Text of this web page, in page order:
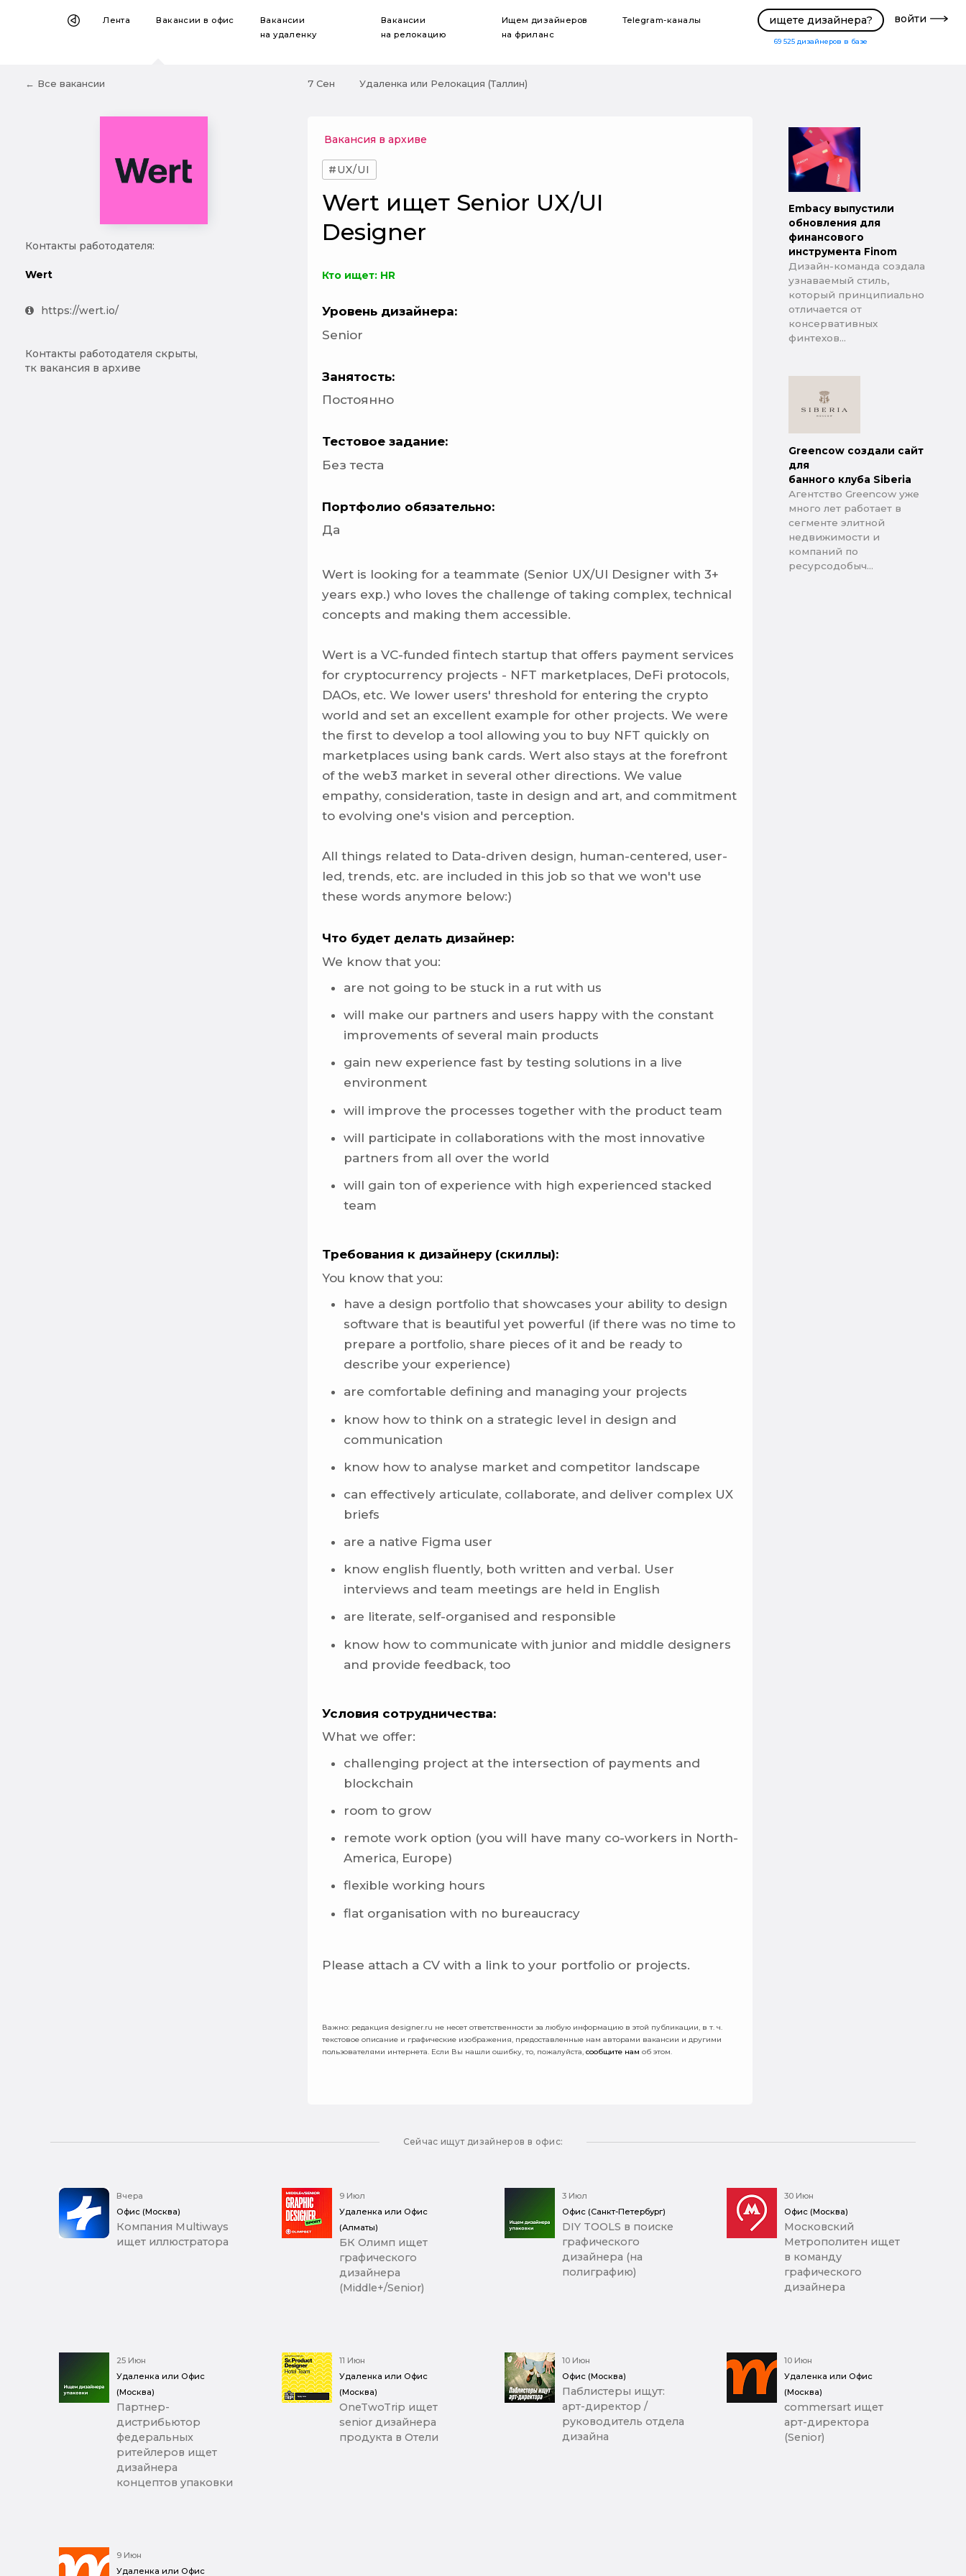
Лента Вакансиив офис
Вакансии
на удаленку
Вакансии
на релокацию
Ищем дизайнеров
на фриланс
Telegram-каналы ищете дизайнера?
69 525 дизайнеров в базе
войти
← Все вакансии 7 Сен Удаленка или Релокация (Таллин)
Контакты работодателя:
Wert
https://wert.io/
Контакты работодателя скрыты,
тк вакансия в архиве
Вакансия в архиве
#UX/UI
Wert ищет Senior UX/UI
Designer
Кто ищет: HR
Уровень дизайнера:
Senior
Занятость:
Постоянно
Тестовое задание:
Без теста
Портфолио обязательно:
Да
Wert is looking for a teammate (Senior UX/UI Designer with 3+
years exp.) who loves the challenge of taking complex, technical
concepts and making them accessible.
Wert is a VC-funded fintech startup that offers payment services
for cryptocurrency projects - NFT marketplaces, DeFi protocols,
DAOs, etc. We lower users' threshold for entering the crypto
world and set an excellent example for other projects. We were
the first to develop a tool allowing you to buy NFT quickly on
marketplaces using bank cards. Wert also stays at the forefront
of the web3 market in several other directions. We value
empathy, consideration, taste in design and art, and commitment
to evolving one's vision and perception.
All things related to Data-driven design, human-centered, user-
led, trends, etc. are included in this job so that we won't use
these words anymore below:)
Что будет делать дизайнер:
We know that you:
are not going to be stuck in a rut with us
will make our partners and users happy with the constant
improvements of several main products
gain new experience fast by testing solutions in a live
environment
will improve the processes together with the product team
will participate in collaborations with the most innovative
partners from all over the world
will gain ton of experience with high experienced stacked
team
Требования к дизайнеру (скиллы):
You know that you:
have a design portfolio that showcases your ability to design
software that is beautiful yet powerful (if there was no time to
prepare a portfolio, share pieces of it and be ready to
describe your experience)
are comfortable defining and managing your projects
know how to think on a strategic level in design and
communication
know how to analyse market and competitor landscape
can effectively articulate, collaborate, and deliver complex UX
briefs
are a native Figma user
know english fluently, both written and verbal. User
interviews and team meetings are held in English
are literate, self-organised and responsible
know how to communicate with junior and middle designers
and provide feedback, too
Условия сотрудничества:
What we offer:
challenging project at the intersection of payments and
blockchain
room to grow
remote work option (you will have many co-workers in North-
America, Europe)
flexible working hours
flat organisation with no bureaucracy
Please attach a CV with a link to your portfolio or projects.
Важно: pедакция designer.ru не несет ответственности за любую информацию в этой публикации, в т. ч.
текстовое описание и графические изображения, предоставленные нам авторами вакансии и другими
пользователями интернета. Если Вы нашли ошибку, то, пожалуйста, сообщите нам об этом.
Embacy выпустили
обновления для
финансового
инструмента Finom
Дизайн-команда создала
узнаваемый стиль,
который принципиально
отличается от
консервативных
финтехов...
Greencow создали сайт
для
банного клуба Siberia
Агентство Greencow уже
много лет работает в
сегменте элитной
недвижимости и
компаний по
ресурсодобыч...
Сейчас ищут дизайнеров в офис:
Вчера
Офис (Москва)
Компания Multiways
ищет иллюстратора
9 Июл
Удаленка или Офис
(Алматы)
БК Олимп ищет
графического
дизайнера
(Middle+/Senior)
3 Июл
Офис (Санкт-Петербург)
DIY TOOLS в поиске
графического
дизайнера (на
полиграфию)
30 Июн
Офис (Москва)
Московский
Метрополитен ищет
в команду
графического
дизайнера
25 Июн
Удаленка или Офис
(Москва)
Партнер-
дистрибьютор
федеральных
ритейлеров ищет
дизайнера
концептов упаковки
11 Июн
Удаленка или Офис
(Москва)
OneTwoTrip ищет
senior дизайнера
продукта в Отели
10 Июн
Офис (Москва)
Паблистеры ищут:
арт-директор /
руководитель отдела
дизайна
10 Июн
Удаленка или Офис
(Москва)
commersart ищет
арт-директора
(Senior)
9 Июн
Удаленка или Офис